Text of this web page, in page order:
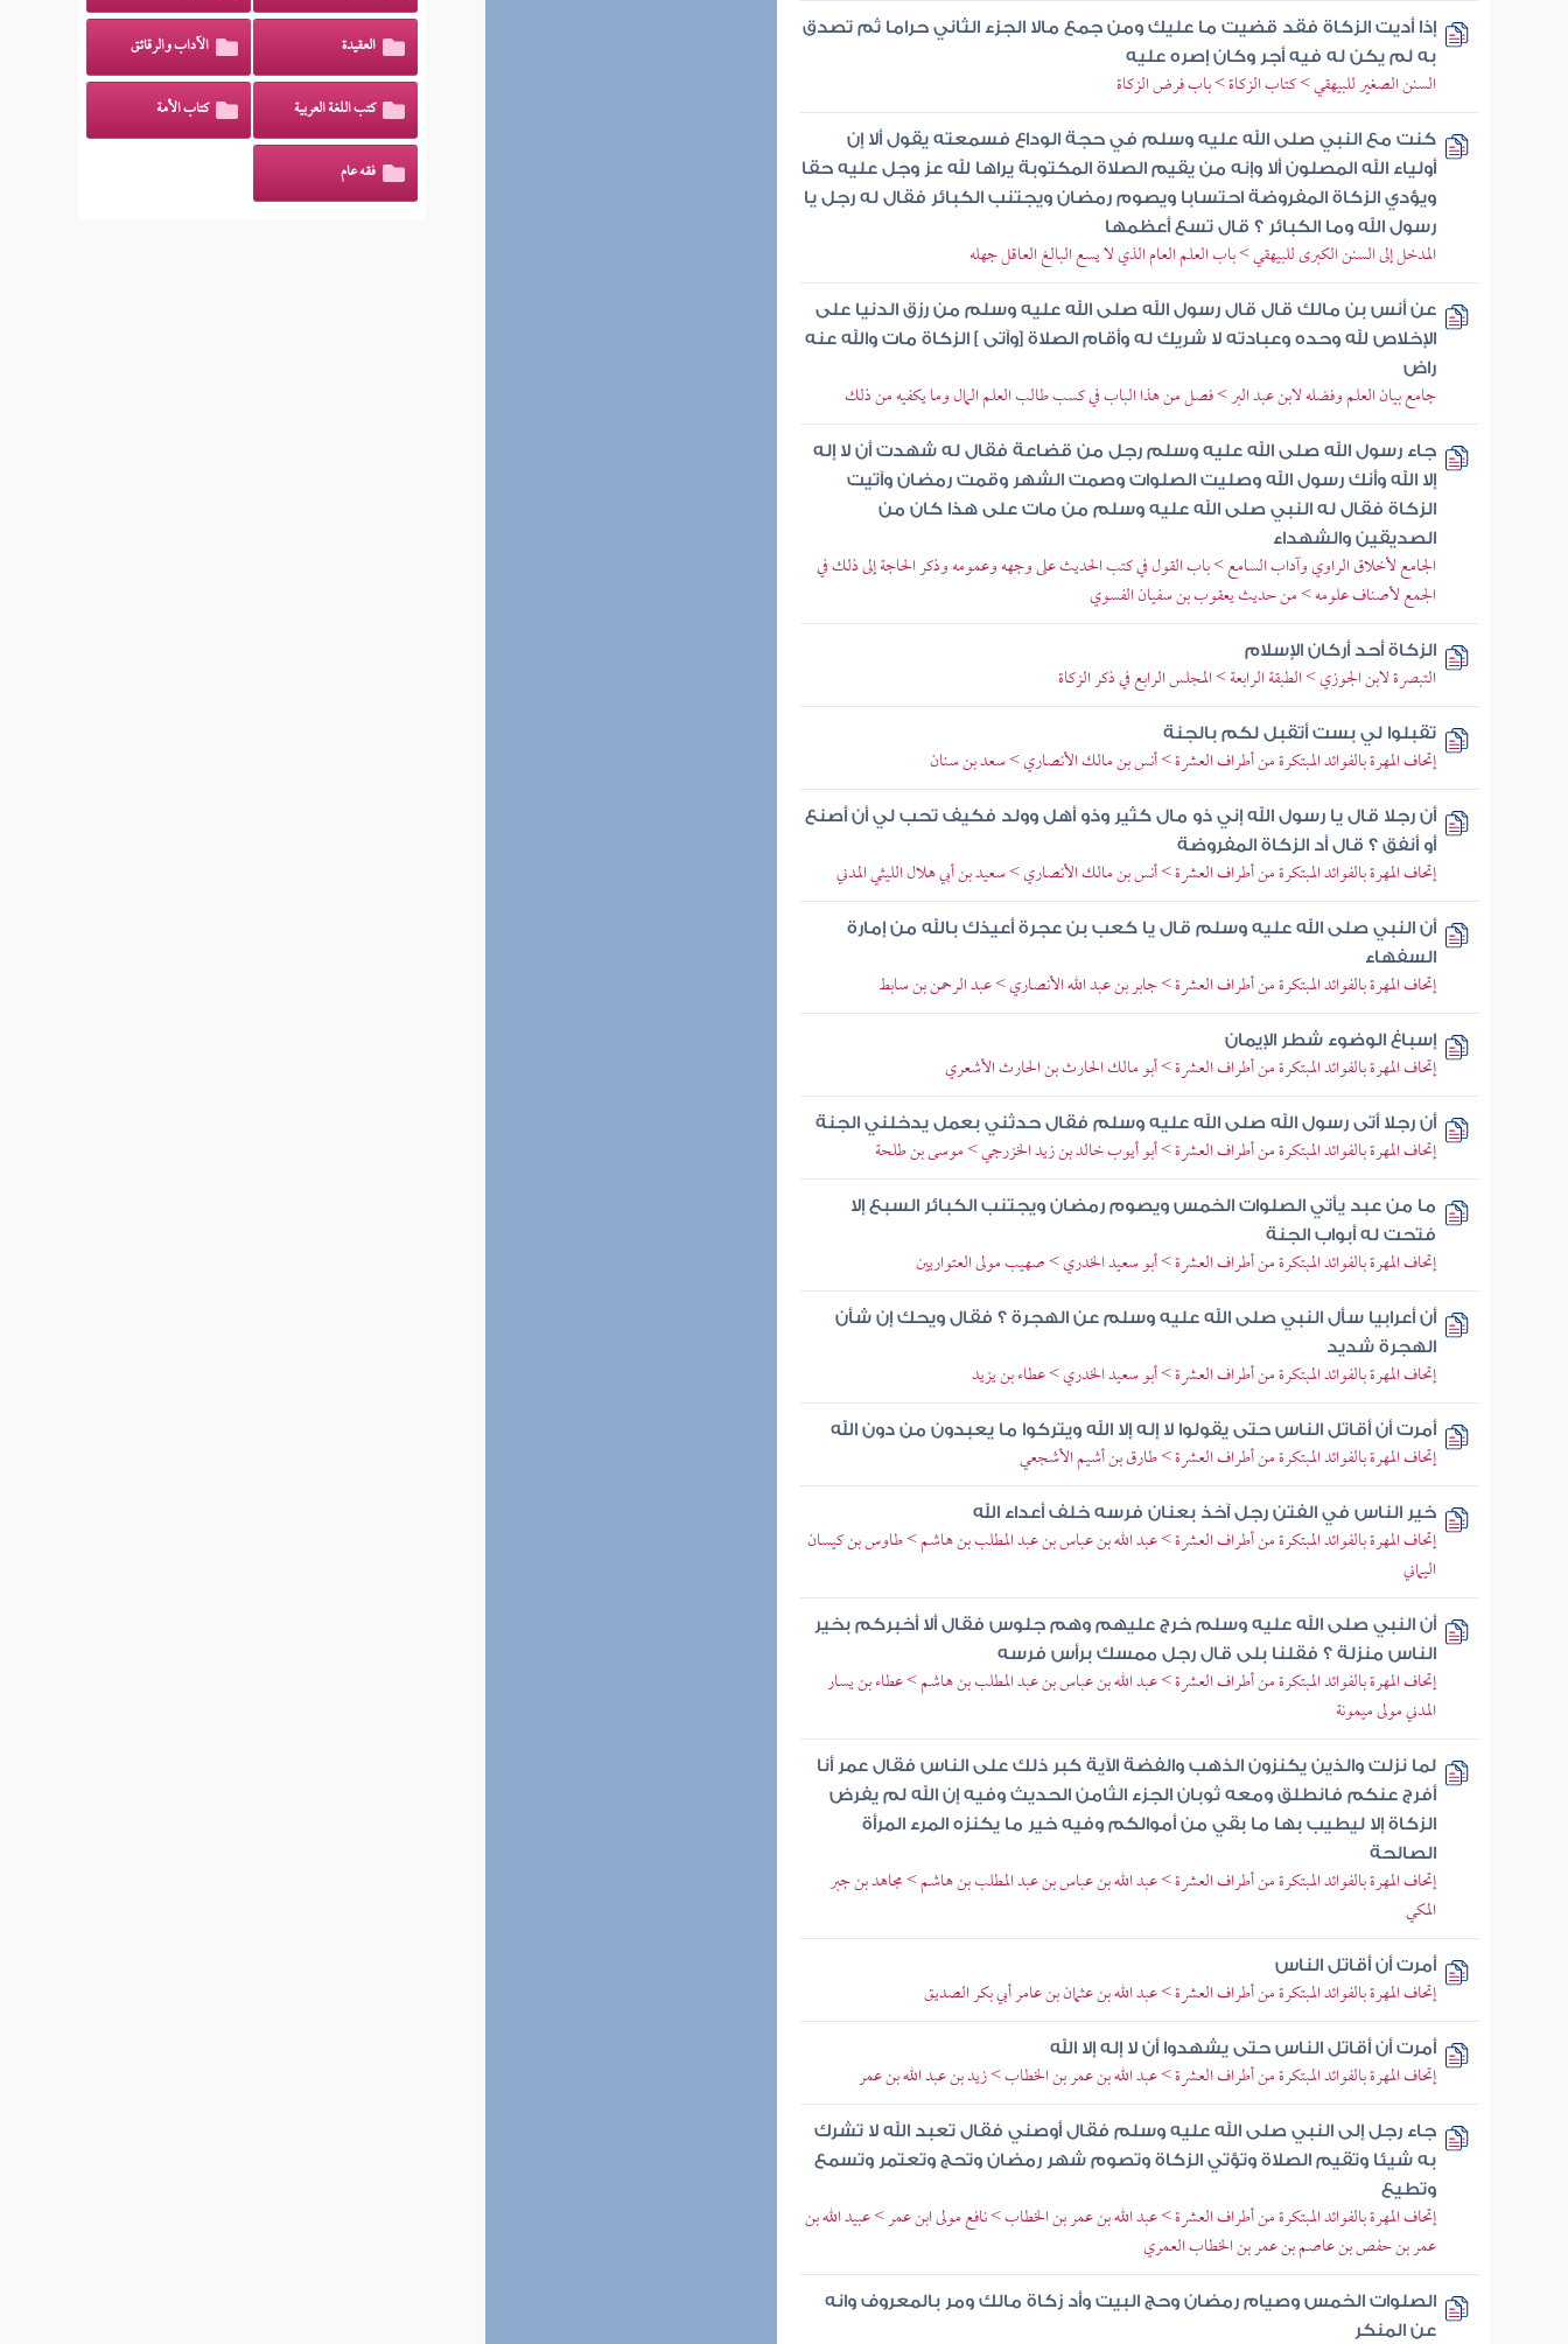
إذا أديت الزكاة فقد قضيت ما عليك ومن جمع مالا الجزء الثاني حراما ثم تصدق
به لم يكن له فيه أجر وكان إصره عليه
السنن الصغير للبيهقي > كتاب الزكاة > باب فرض الزكاة
كنت مع النبي صلى الله عليه وسلم في حجة الوداع فسمعته يقول ألا إن
أولياء الله المصلون ألا وإنه من يقيم الصلاة المكتوبة يراها لله عز وجل عليه حقا
ويؤدي الزكاة المفروضة احتسابا ويصوم رمضان ويجتنب الكبائر فقال له رجل يا
رسول الله وما الكبائر ؟ قال تسع أعظمها
المدخل إلى السنن الكبرى للبيهقي > باب العلم العام الذي لا يسع البالغ العاقل جهله
عن أنس بن مالك قال قال رسول الله صلى الله عليه وسلم من رزق الدنيا على
الإخلاص لله وحده وعبادته لا شريك له وأقام الصلاة [وآتى ] الزكاة مات والله عنه
راض
جامع بيان العلم وفضله لابن عبد البر > فصل من هذا الباب في كسب طالب العلم المال وما يكفيه من ذلك
جاء رسول الله صلى الله عليه وسلم رجل من قضاعة فقال له شهدت أن لا إله
إلا الله وأنك رسول الله وصليت الصلوات وصمت الشهر وقمت رمضان وآتيت
الزكاة فقال له النبي صلى الله عليه وسلم من مات على هذا كان من
الصديقين والشهداء
الجامع لأخلاق الراوي وآداب السامع > باب القول في كتب الحديث على وجهه وعمومه وذكر الحاجة إلى ذلك في
الجمع لأصناف علومه > من حديث يعقوب بن سفيان الفسوي
الزكاة أحد أركان الإسلام
التبصرة لابن الجوزي > الطبقة الرابعة > المجلس الرابع في ذكر الزكاة
تقبلوا لي بست أتقبل لكم بالجنة
إتحاف المهرة بالفوائد المبتكرة من أطراف العشرة > أنس بن مالك الأنصاري > سعد بن سنان
أن رجلا قال يا رسول الله إني ذو مال كثير وذو أهل وولد فكيف تحب لي أن أصنع
أو أنفق ؟ قال أد الزكاة المفروضة
إتحاف المهرة بالفوائد المبتكرة من أطراف العشرة > أنس بن مالك الأنصاري > سعيد بن أبي هلال الليثي المدني
أن النبي صلى الله عليه وسلم قال يا كعب بن عجرة أعيذك بالله من إمارة
السفهاء
إتحاف المهرة بالفوائد المبتكرة من أطراف العشرة > جابر بن عبد الله الأنصاري > عبد الرحمن بن سابط
إسباغ الوضوء شطر الإيمان
إتحاف المهرة بالفوائد المبتكرة من أطراف العشرة > أبو مالك الحارث بن الحارث الأشعري
أن رجلا أتى رسول الله صلى الله عليه وسلم فقال حدثني بعمل يدخلني الجنة
إتحاف المهرة بالفوائد المبتكرة من أطراف العشرة > أبو أيوب خالد بن زيد الخزرجي > موسى بن طلحة
ما من عبد يأتي الصلوات الخمس ويصوم رمضان ويجتنب الكبائر السبع إلا
فتحت له أبواب الجنة
إتحاف المهرة بالفوائد المبتكرة من أطراف العشرة > أبو سعيد الخدري > صهيب مولى العتواريين
أن أعرابيا سأل النبي صلى الله عليه وسلم عن الهجرة ؟ فقال ويحك إن شأن
الهجرة شديد
إتحاف المهرة بالفوائد المبتكرة من أطراف العشرة > أبو سعيد الخدري > عطاء بن يزيد
أمرت أن أقاتل الناس حتى يقولوا لا إله إلا الله ويتركوا ما يعبدون من دون الله
إتحاف المهرة بالفوائد المبتكرة من أطراف العشرة > طارق بن أشيم الأشجعي
خير الناس في الفتن رجل آخذ بعنان فرسه خلف أعداء الله
إتحاف المهرة بالفوائد المبتكرة من أطراف العشرة > عبد الله بن عباس بن عبد المطلب بن هاشم > طاوس بن كيسان
اليماني
أن النبي صلى الله عليه وسلم خرج عليهم وهم جلوس فقال ألا أخبركم بخير
الناس منزلة ؟ فقلنا بلى قال رجل ممسك برأس فرسه
إتحاف المهرة بالفوائد المبتكرة من أطراف العشرة > عبد الله بن عباس بن عبد المطلب بن هاشم > عطاء بن يسار
المدني مولى ميمونة
لما نزلت والذين يكنزون الذهب والفضة الآية كبر ذلك على الناس فقال عمر أنا
أفرج عنكم فانطلق ومعه ثوبان الجزء الثامن الحديث وفيه إن الله لم يفرض
الزكاة إلا ليطيب بها ما بقي من أموالكم وفيه خير ما يكنزه المرء المرأة
الصالحة
إتحاف المهرة بالفوائد المبتكرة من أطراف العشرة > عبد الله بن عباس بن عبد المطلب بن هاشم > مجاهد بن جبر
المكي
أمرت أن أقاتل الناس
إتحاف المهرة بالفوائد المبتكرة من أطراف العشرة > عبد الله بن عثمان بن عامر أبي بكر الصديق
أمرت أن أقاتل الناس حتى يشهدوا أن لا إله إلا الله
إتحاف المهرة بالفوائد المبتكرة من أطراف العشرة > عبد الله بن عمر بن الخطاب > زيد بن عبد الله بن عمر
جاء رجل إلى النبي صلى الله عليه وسلم فقال أوصني فقال تعبد الله لا تشرك
به شيئا وتقيم الصلاة وتؤتي الزكاة وتصوم شهر رمضان وتحج وتعتمر وتسمع
وتطيع
إتحاف المهرة بالفوائد المبتكرة من أطراف العشرة > عبد الله بن عمر بن الخطاب > نافع مولى ابن عمر > عبيد الله بن
عمر بن حفص بن عاصم بن عمر بن الخطاب العمري
الصلوات الخمس وصيام رمضان وحج البيت وأد زكاة مالك ومر بالمعروف وانه
عن المنكر
العقيدة الآداب والرقائق
كتب اللغة العربية كتاب الأمة
فقه عام